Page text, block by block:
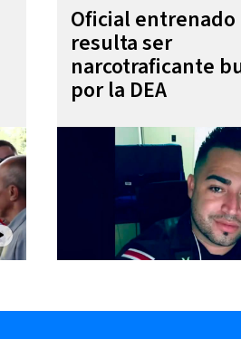
Oficial entrenado
resulta ser
narcotraficante
por la DEA